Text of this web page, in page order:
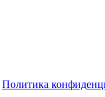
Политика